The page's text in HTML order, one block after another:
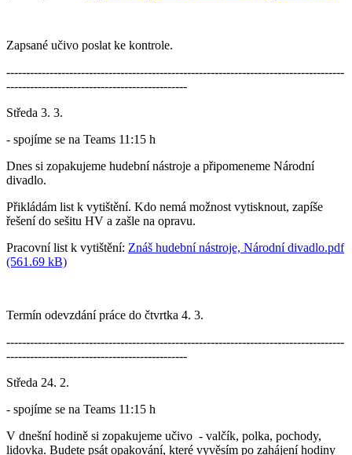
Zapsané učivo poslat ke kontrole.
--------------------------------------------------------------------------------------
----------------------------------------------
Středa 3. 3.
- spojíme se na Teams 11:15 h
Dnes si zopakujeme hudební nástroje a připomeneme Národní
divadlo.
Přikládám list k vytištění. Kdo nemá možnost vytisknout, zapíše
řešení do sešitu HV a zašle na opravu.
Pracovní list k vytištění: Znáš hudební nástroje, Národní divadlo.pdf
(561.69 kB)
Termín odevzdání práce do čtvrtka 4. 3.
--------------------------------------------------------------------------------------
----------------------------------------------
Středa 24. 2.
- spojíme se na Teams 11:15 h
V dnešní hodině si zopakujeme učivo - valčík, polka, pochody,
lidovka. Budete psát opakování, které vyvěsím po zahájení hodiny